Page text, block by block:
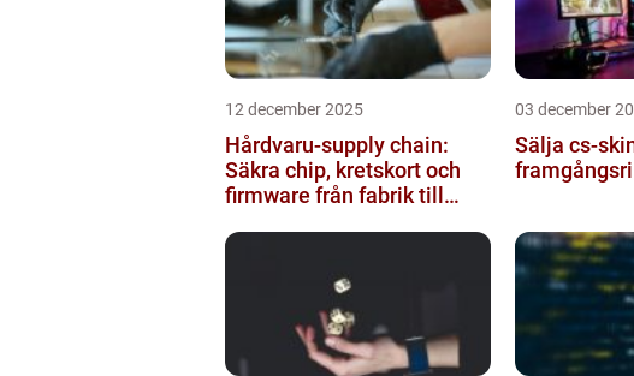
12 december 2025
Hårdvaru-supply chain:
Säkra chip, kretskort och
firmware från fabrik till
03 december
Sälja cs-